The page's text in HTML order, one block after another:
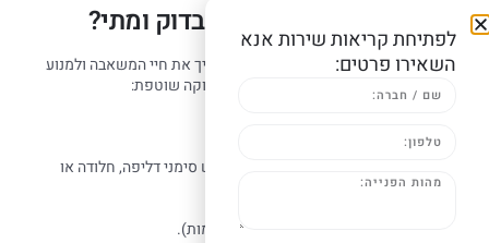
תחזוקה מונעת: מה צריך לבדוק ומתי?
תחזוקה מונעת היא הדרך הטובה ביותר להאריך את חיי המשאבה ולמנוע
תקלות פתאומיות. הנה רשימת ביקורת לתחזוקה שוטפת:
בדיקה ויזואלית של המשאבה: האם יש סימני דליפה, חלודה או
רעשים חריגים?
בדיקת מפלס השמן (במשאבות מסוימות).
לפתיחת קריאות שירות אנא
השאירו פרטים: